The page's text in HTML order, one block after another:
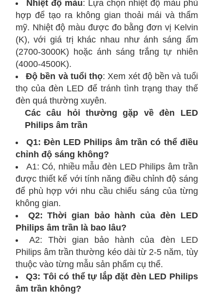
Nhiệt độ màu: Lựa chọn nhiệt độ màu phù
hợp để tạo ra không gian thoải mái và thẩm
mỹ. Nhiệt độ màu được đo bằng đơn vị Kelvin
(K), với giá trị khác nhau như ánh sáng ấm
(2700-3000K) hoặc ánh sáng trắng tự nhiên
(4000-4500K).
Độ bền và tuổi thọ: Xem xét độ bền và tuổi
thọ của đèn LED để tránh tình trạng thay thế
đèn quá thường xuyên.
Các câu hỏi thường gặp về đèn LED
Philips âm trần
Q1: Đèn LED Philips âm trần có thể điều
chỉnh độ sáng không?
A1: Có, nhiều mẫu đèn LED Philips âm trần
được thiết kế với tính năng điều chỉnh độ sáng
để phù hợp với nhu cầu chiếu sáng của từng
không gian.
Q2: Thời gian bảo hành của đèn LED
Philips âm trần là bao lâu?
A2: Thời gian bảo hành của đèn LED
Philips âm trần thường kéo dài từ 2-5 năm, tùy
thuộc vào từng mẫu sản phẩm cụ thể.
Q3: Tôi có thể tự lắp đặt đèn LED Philips
âm trần không?